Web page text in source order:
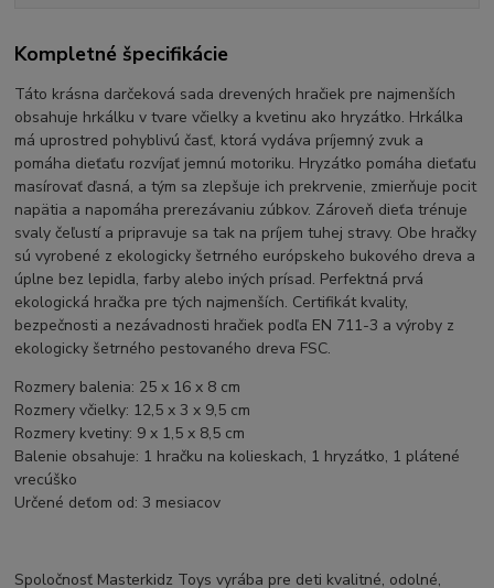
Kompletné špecifikácie
Táto krásna darčeková sada drevených hračiek pre najmenších
obsahuje hrkálku v tvare včielky a kvetinu ako hryzátko. Hrkálka
má uprostred pohyblivú časť, ktorá vydáva príjemný zvuk a
pomáha dieťaťu rozvíjať jemnú motoriku. Hryzátko pomáha dieťaťu
masírovať ďasná, a tým sa zlepšuje ich prekrvenie, zmierňuje pocit
napätia a napomáha prerezávaniu zúbkov. Zároveň dieťa trénuje
svaly čeľustí a pripravuje sa tak na príjem tuhej stravy. Obe hračky
sú vyrobené z ekologicky šetrného európskeho bukového dreva a
úplne bez lepidla, farby alebo iných prísad. Perfektná prvá
ekologická hračka pre tých najmenších. Certifikát kvality,
bezpečnosti a nezávadnosti hračiek podľa EN 711-3 a výroby z
ekologicky šetrného pestovaného dreva FSC.
Rozmery balenia: 25 x 16 x 8 cm
Rozmery včielky: 12,5 x 3 x 9,5 cm
Rozmery kvetiny: 9 x 1,5 x 8,5 cm
Balenie obsahuje: 1 hračku na kolieskach, 1 hryzátko, 1 plátené
vrecúško
Určené deťom od: 3 mesiacov
Spoločnosť Masterkidz Toys vyrába pre deti kvalitné, odolné,